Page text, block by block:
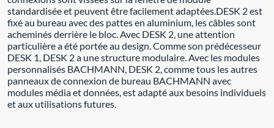
standardisée et peuvent être facilement adaptées.DESK 2 est
fixé au bureau avec des pattes en aluminium, les câbles sont
acheminés derrière le bloc. Avec DESK 2, une attention
particulière a été portée au design. Comme son prédécesseur
DESK 1, DESK 2 a une structure modulaire. Avec les modules
personnalisés BACHMANN, DESK 2, comme tous les autres
panneaux de connexion de bureau BACHMANN avec
modules média et données, est adapté aux besoins individuels
et aux utilisations futures.